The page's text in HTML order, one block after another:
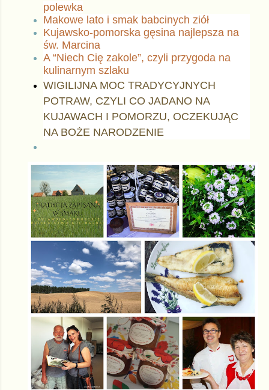
polewka
Makowe lato i smak babcinych ziół
Kujawsko-pomorska gęsina najlepsza na
św. Marcina
A “Niech Cię zakole”, czyli przygoda na
kulinarnym szlaku
WIGILIJNA MOC TRADYCYJNYCH
POTRAW, CZYLI CO JADANO NA
KUJAWACH I POMORZU, OCZEKUJĄC
NA BOŻE NARODZENIE